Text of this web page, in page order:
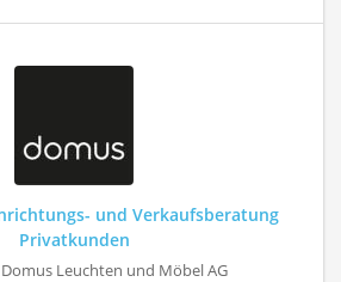
und Verkaufsberatung
Privatkunden
Domus Leuchten und Möbel AG